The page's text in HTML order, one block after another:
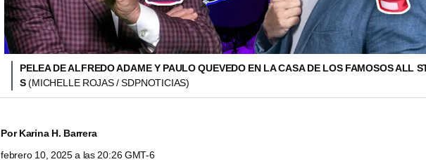
PELEA DE ALFREDO ADAME Y PAULO QUEVEDO EN LA CASA DE LOS FAMOSOS ALL
S(MICHELLE ROJAS / SDPNOTICIAS)
PorKarina H. Barrera
febrero 10, 2025 a las 20:26 GMT-6